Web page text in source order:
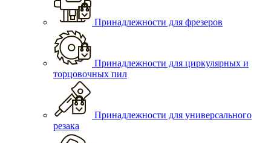
Принадлежности для фрезеров
Принадлежности для циркулярных и
торцовочных пил
Принадлежности для универсального
резака